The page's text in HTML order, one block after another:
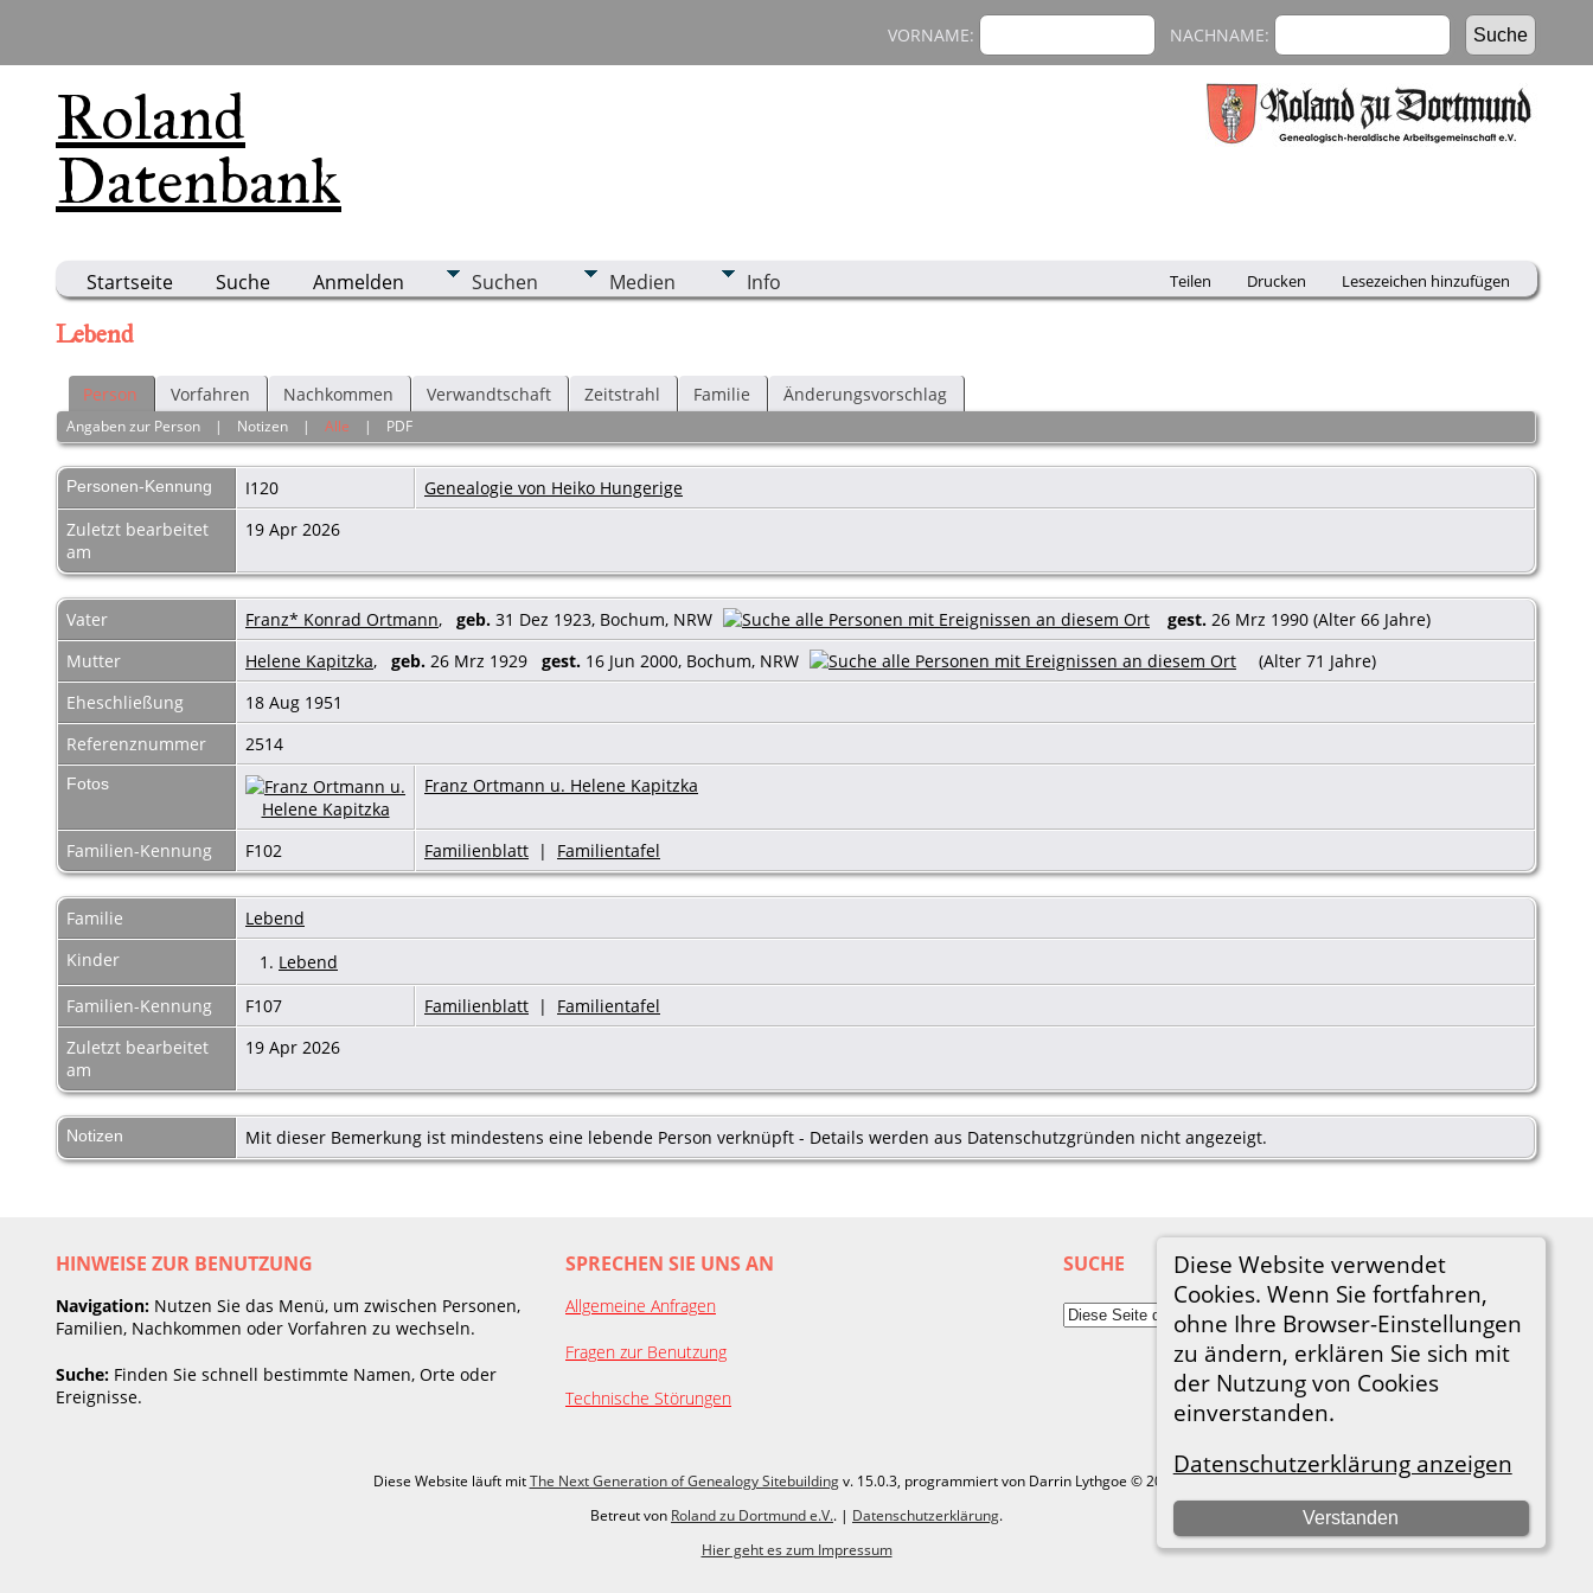
Roland
Datenbank
VORNAME: NACHNAME:
Startseite Suche Anmelden Suchen Medien Info Teilen Drucken Lesezeichen hinzufügen
Diese Website verwendet
Cookies. Wenn Sie fortfahren,
ohne Ihre Browser-Einstellungen
zu ändern, erklären Sie sich mit
der Nutzung von Cookies
einverstanden.
Datenschutzerklärung anzeigen
Verstanden
Lebend
Person Vorfahren Nachkommen Verwandtschaft Zeitstrahl Familie Änderungsvorschlag
Angaben zur Person | Notizen |Alle | PDF
Personen-Kennung I120
Genealogie von Heiko Hungerige
Zuletzt bearbeitet
am
19 Apr 2026
Vater Franz* Konrad Ortmann, geb. 31 Dez 1923, Bochum, NRW gest. 26 Mrz 1990 (Alter 66 Jahre)
Mutter
Helene Kapitzka, geb. 26 Mrz 1929 gest. 16 Jun 2000, Bochum, NRW
(Alter 71 Jahre)
Eheschließung
18 Aug 1951
Referenznummer
2514
Fotos Franz Ortmann u. Helene Kapitzka
Familien-Kennung F102 Familienblatt | Familientafel
Familie
Lebend
Kinder
1. Lebend
Familien-Kennung
F107 Familienblatt | Familientafel
Zuletzt bearbeitet
am
19 Apr 2026
Notizen Mit dieser Bemerkung ist mindestens eine lebende Person verknüpft - Details werden aus Datenschutzgründen nicht angezeigt.
HINWEISE ZUR BENUTZUNG
Navigation: Nutzen Sie das Menü, um zwischen Personen,
Familien, Nachkommen oder Vorfahren zu wechseln.
Suche: Finden Sie schnell bestimmte Namen, Orte oder
Ereignisse.
SPRECHEN SIE UNS AN
Allgemeine Anfragen
Fragen zur Benutzung
Technische Störungen
SUCHE
Diese Website läuft mitThe Next Generation of Genealogy Sitebuildingv. 15.0.3, programmiert von Darrin Lythgoe © 2001-2026.
Betreut von Roland zu Dortmund e.V.. | Datenschutzerklärung.
Hier geht es zum Impressum